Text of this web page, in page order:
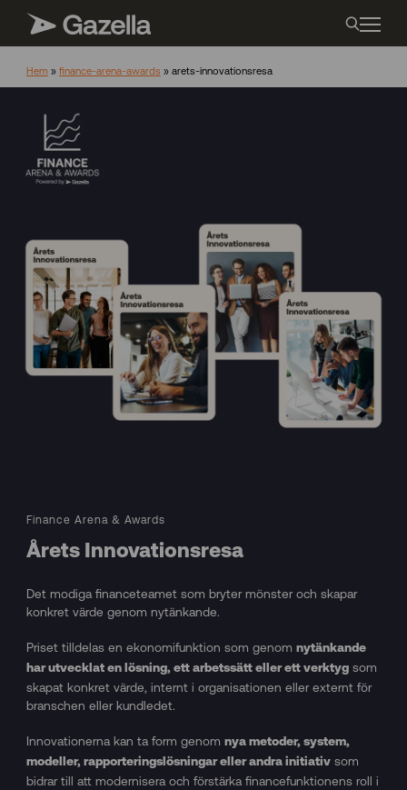
Hem » finance-arena-awards » arets-innovationsresa
Finance Arena & Awards
Årets Innovationsresa
Det modiga financeteamet som bryter mönster och skapar
konkret värde genom nytänkande.
Priset tilldelas en ekonomifunktion som genom nytänkande
har utvecklat en lösning, ett arbetssätt eller ett verktygsom
skapat konkret värde, internt i organisationen eller externt för
branschen eller kundledet.
Innovationerna kan ta form genom nya metoder, system,
modeller, rapporteringslösningar eller andra initiativsom
bidrar till att modernisera och förstärka financefunktionens roll i